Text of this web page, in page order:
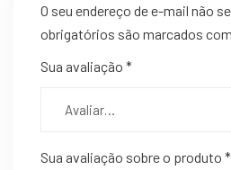
O seu endereço de e-mail não
obrigatórios são marcados com
Sua avaliação *
Sua avaliação sobre o produto *